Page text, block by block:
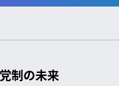
制の未来